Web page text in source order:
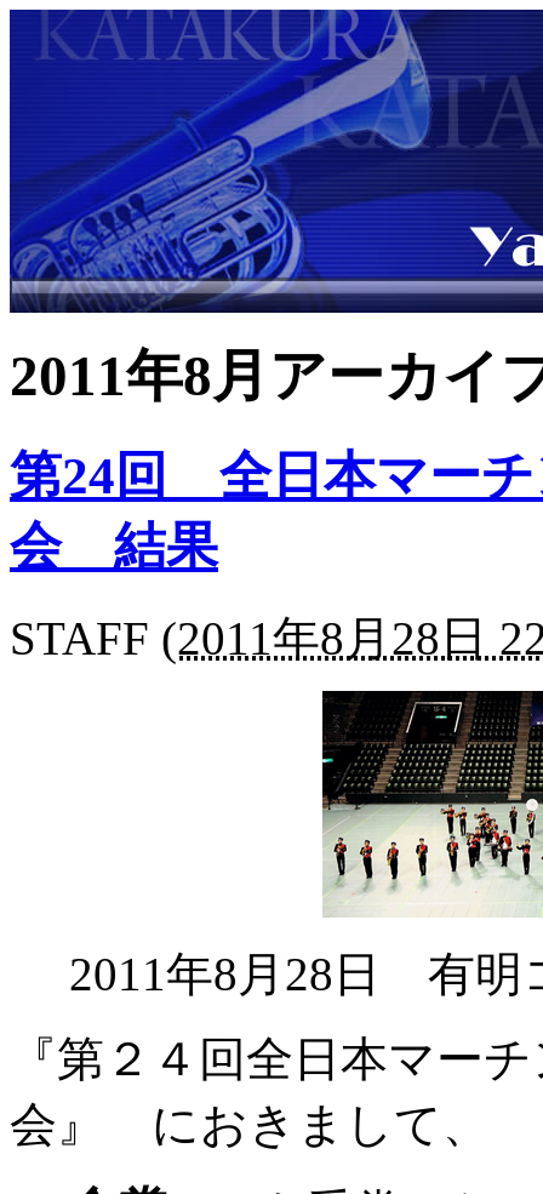
2011年8月アーカイ
第24回 全日本マーチ
会 結果
STAFF (2011年8月28日
2011年8月28日 有明
『第２４回全日本マー
会』 におきまして、